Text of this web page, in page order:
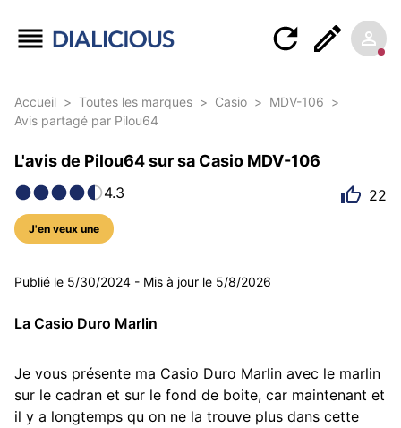
Accueil > Toutes les marques > Casio > MDV-106 >
Avis partagé par Pilou64
L'avis de Pilou64 sur sa Casio MDV-106
4.3
J'en veux une
22
26 photos
Publié le 5/30/2024 - Mis à jour le 5/8/2026
La Casio Duro Marlin
Je vous présente ma Casio Duro Marlin avec le marlin
sur le cadran et sur le fond de boite, car maintenant et
il y a longtemps qu on ne la trouve plus dans cette